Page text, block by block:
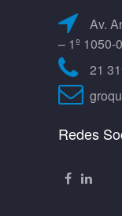
Av.
– 1º 1050-
21
Redes